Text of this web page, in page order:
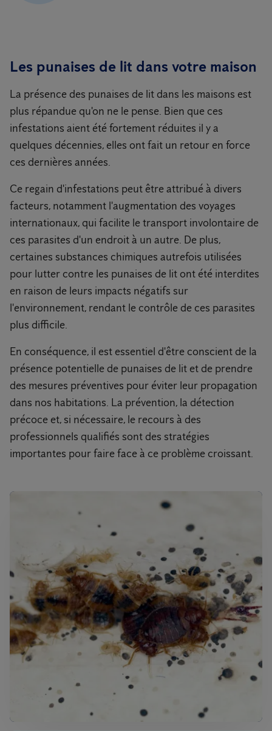
Les punaises de lit dans votre maison
La présence des punaises de lit dans les maisons est
plus répandue qu'on ne le pense. Bien que ces
infestations aient été fortement réduites il y a
quelques décennies, elles ont fait un retour en force
ces dernières années.
Ce regain d'infestations peut être attribué à divers
facteurs, notamment l'augmentation des voyages
internationaux, qui facilite le transport involontaire de
ces parasites d'un endroit à un autre. De plus,
certaines substances chimiques autrefois utilisées
pour lutter contre les punaises de lit ont été interdites
en raison de leurs impacts négatifs sur
l'environnement, rendant le contrôle de ces parasites
plus difficile.
En conséquence, il est essentiel d'être conscient de la
présence potentielle de punaises de lit et de prendre
des mesures préventives pour éviter leur propagation
dans nos habitations. La prévention, la détection
précoce et, si nécessaire, le recours à des
professionnels qualifiés sont des stratégies
importantes pour faire face à ce problème croissant.